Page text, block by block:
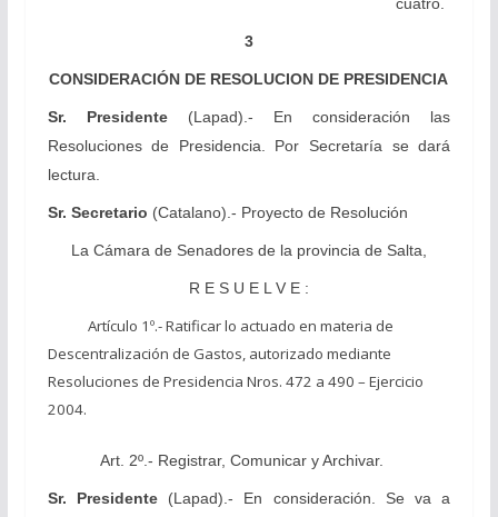
cuatro.
3
CONSIDERACIÓN DE RESOLUCION DE PRESIDENCIA
Sr. Presidente(Lapad).- En consideración las
Resoluciones de Presidencia. Por Secretaría se dará
lectura.
Sr. Secretario (Catalano).- Proyecto de Resolución
La Cámara de Senadores de la provincia de Salta,
R E S U E L V E :
Artículo 1º.- Ratificar lo actuado en materia de
Descentralización de Gastos, autorizado mediante
Resoluciones de Presidencia Nros. 472 a 490 – Ejercicio
2004.
Art. 2º.- Registrar, Comunicar y Archivar.
Sr. Presidente(Lapad).- En consideración. Se va a